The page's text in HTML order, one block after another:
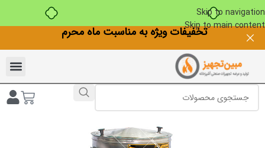
بدون ضامن، بدون سودSkip to navigation
Skip to main contentتخفیفات ویژه به مناسبت ماه محرم